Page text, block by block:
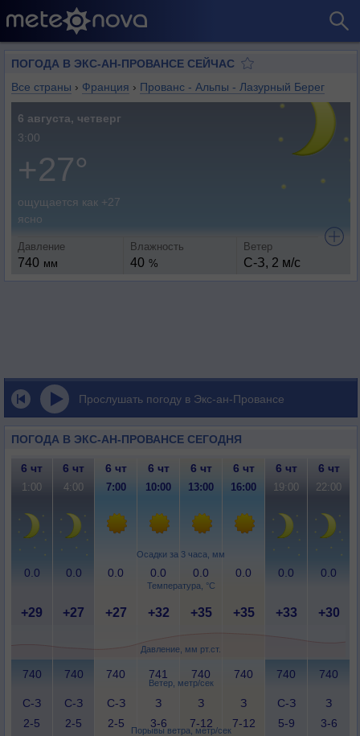
ПОГОДА В ЭКС-АН-ПРОВАНСЕ СЕЙЧАС
Все страны › Франция › Прованс - Альпы - Лазурный Берег
6 августа, четверг
3:00
+27°
ощущается как +27
ясно
Давление
740 мм
Влажность
40 %
Ветер
С-З, 2 м/с
Прослушать погоду в Экс-ан-Провансе
ПОГОДА В ЭКС-АН-ПРОВАНСЕ СЕГОДНЯ
Осадки за 3 часа, мм
Температура, °C
Давление, мм рт.ст.
Ветер, метр/сек
Порывы ветра, метр/сек
6 чт 6 чт 6 чт 6 чт 6 чт 6 чт 6 чт 6 чт
1:00 4:00 7:00 10:00 13:00 16:00 19:00 22:00
0.0 0.0 0.0 0.0 0.0 0.0 0.0 0.0
+29 +27 +27 +32 +35 +35 +33 +30
740 740 740 741 740 740 740 740
С-З
2-5
С-З
2-5
С-З
2-5
З
3-6
З
7-12
З
7-12
С-З
5-9
З
3-6